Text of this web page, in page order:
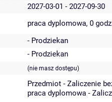
2027-03-01 - 2027-09-30
praca dyplomowa, 0
- Prodziekan
- Prodziekan
(nie masz dostępu)
Przedmiot - Zaliczenie
praca dyplomowa -